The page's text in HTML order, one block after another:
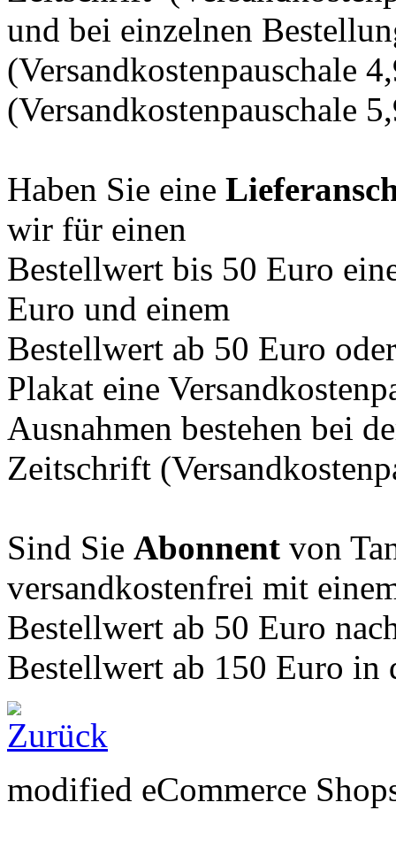
und bei einzelnen
(Versandkostenpauschale
(Versandkostenpauschale
Haben Sie eine
wir für einen
Bestellwert bis 50 Euro
Euro und einem
Bestellwert ab 50 Euro
Plakat eine
Ausnahmen bestehen bei
Zeitschrift
Sind Sie Abonnent von
versandkostenfrei mit
Bestellwert ab 50 Euro
Bestellwert ab 150 Euro in
modified eCommerce